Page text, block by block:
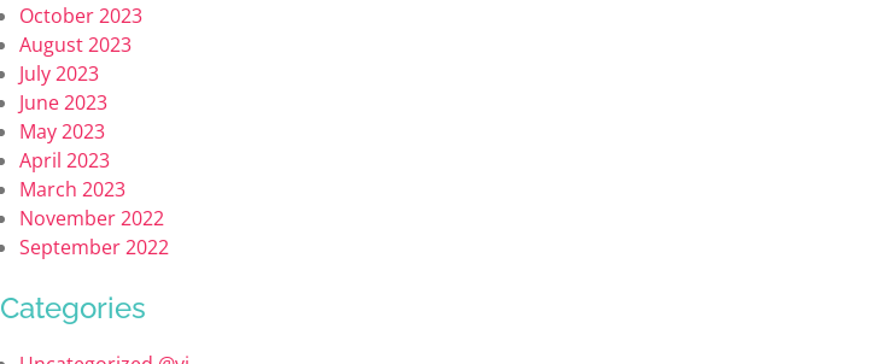
October 2023
August 2023
July 2023
June 2023
May 2023
April 2023
March 2023
November 2022
September 2022
Categories